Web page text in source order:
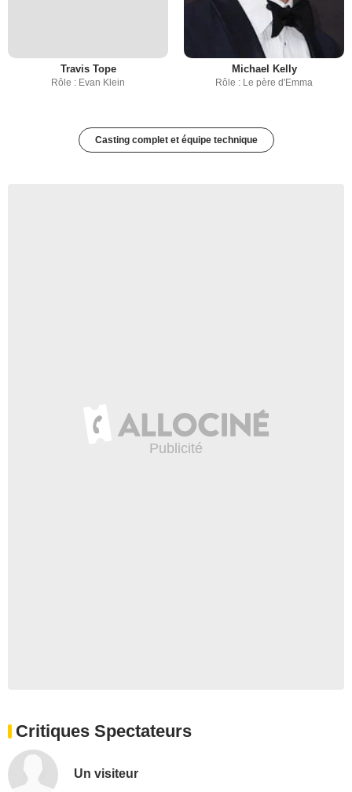
Travis Tope
Rôle : Evan Klein
Michael Kelly
Rôle : Le père d'Emma
Casting complet et équipe technique
Critiques Spectateurs
Un visiteur